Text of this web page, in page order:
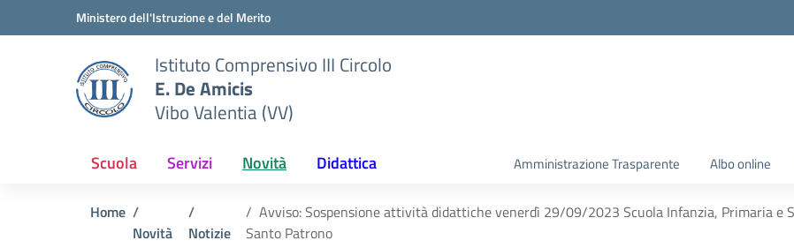
Vai ai contenuti
Vai al menu di navigazioneMinistero dell'Istruzione e del Merito
Istituto Comprensivo III Circolo
E. De Amicis
Vibo Valentia (VV)
Scuola Servizi Novità Didattica Amministrazione Trasparente Albo online
Home
Novità
Notizie
Avviso: Sospensione attività didattiche venerdì 29/09/2023 Scuola Infanzia, Primaria e
Santo Patrono